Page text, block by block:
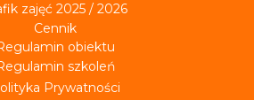
Prywatności
Cennik
zajęć 2025 / 2026
szkoleń
obiektu